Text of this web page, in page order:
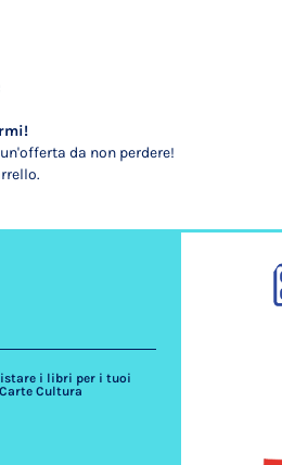
da non perdere!
i libri per i tuoi
Cultura